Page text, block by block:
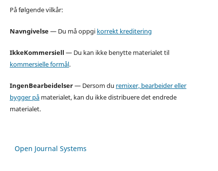
På følgende vilkår:
Navngivelse— Du må oppgi korrekt kreditering
IkkeKommersiell — Du kan ikke benytte materialet til
kommersielle formål.
IngenBearbeidelser— Dersom du remixer, bearbeider eller
bygger påmaterialet, kan du ikke distribuere det endrede
materialet.
Open Journal Systems